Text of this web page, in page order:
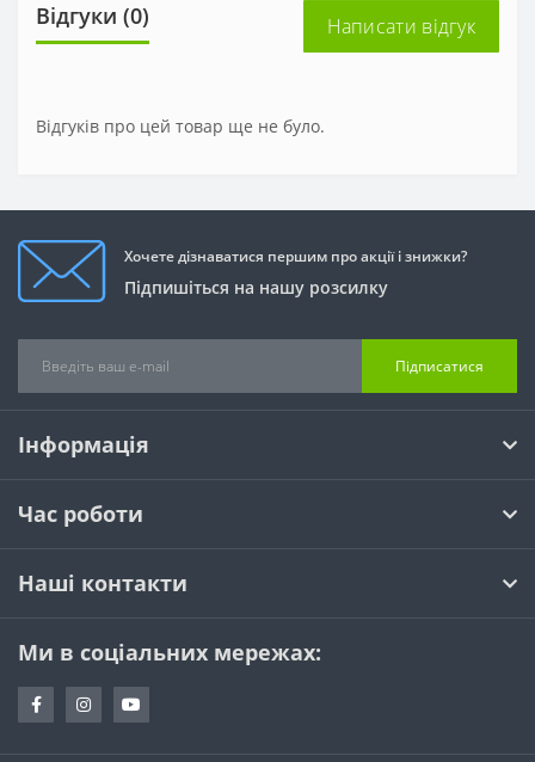
Відгуки (0) Написати відгук
Відгуків про цей товар ще не було.
Хочете дізнаватися першим про акції і знижки?
Підпишіться на нашу розсилку
Підписатися
Інформація
Час роботи
Наші контакти
Ми в соціальних мережах: